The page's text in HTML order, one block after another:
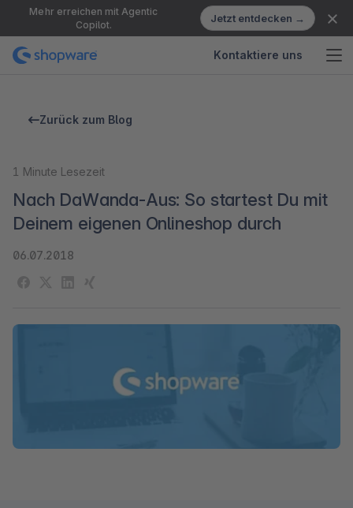
Mehr erreichen mit Agentic
Copilot.
Jetzt entdecken →
Kontaktiere uns
Zurück zum Blog
1 Minute Lesezeit
Nach DaWanda-Aus: So startest Du mit
Deinem eigenen Onlineshop durch
06.07.2018